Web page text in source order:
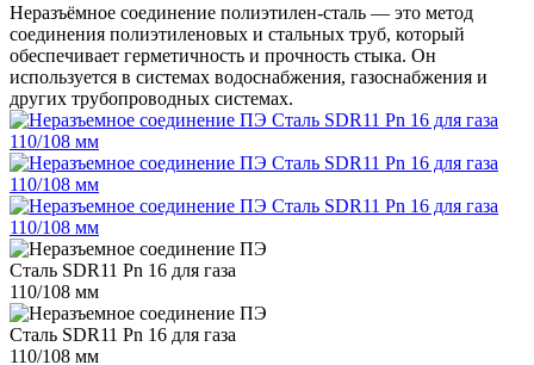
Неразъёмное соединение полиэтилен-сталь — это метод
соединения полиэтиленовых и стальных труб, который
обеспечивает герметичность и прочность стыка. Он
используется в системах водоснабжения, газоснабжения и
других трубопроводных системах.